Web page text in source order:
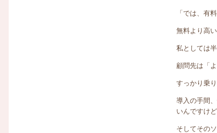
「では、有
無料より高
私としては
顧問先は「
すっかり乗
導入の手間
いんですけ
そしてその